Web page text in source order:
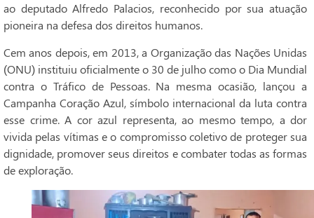
ao deputado Alfredo Palacios, reconhecido por sua atuação
pioneira na defesa dos direitos humanos.
Cem anos depois, em 2013, a Organização das Nações Unidas
(ONU) instituiu oficialmente o 30 de julho como o Dia Mundial
contra o Tráfico de Pessoas. Na mesma ocasião, lançou a
Campanha Coração Azul, símbolo internacional da luta contra
esse crime. A cor azul representa, ao mesmo tempo, a dor
vivida pelas vítimas e o compromisso coletivo de proteger sua
dignidade, promover seus direitos e combater todas as formas
de exploração.